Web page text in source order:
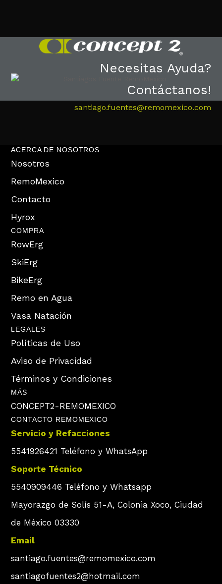
Necesitas Ayuda?
Contáctanos!
santiago.fuentes@remomexico.com
ACERCA DE NOSOTROS
Nosotros
RemoMexico
Contacto
Hyrox
COMPRA
RowErg
SkiErg
BikeErg
Remo en Agua
Vasa Natación
LEGALES
Políticas de Uso
Aviso de Privacidad
Términos y Condiciones
MÁS
CONCEPT2-REMOMEXICO
CONTACTO REMOMEXICO
Servicio y Refacciones
5541926421 Teléfono y WhatsApp
Soporte Técnico
5540909446 Teléfono y Whatsapp
Mayorazgo de Solís 51-A, Colonia Xoco, Ciudad
de México 03330
Email
santiago.fuentes@remomexico.com
santiagofuentes2@hotmail.com